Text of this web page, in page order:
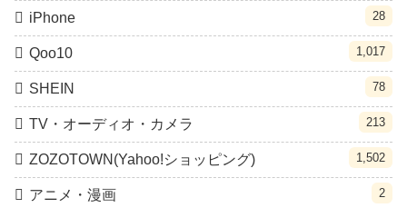
iPhone 28
Qoo10 1,017
SHEIN 78
TV・オーディオ・カメラ 213
ZOZOTOWN(Yahoo!ショッピング) 1,502
アニメ・漫画 2